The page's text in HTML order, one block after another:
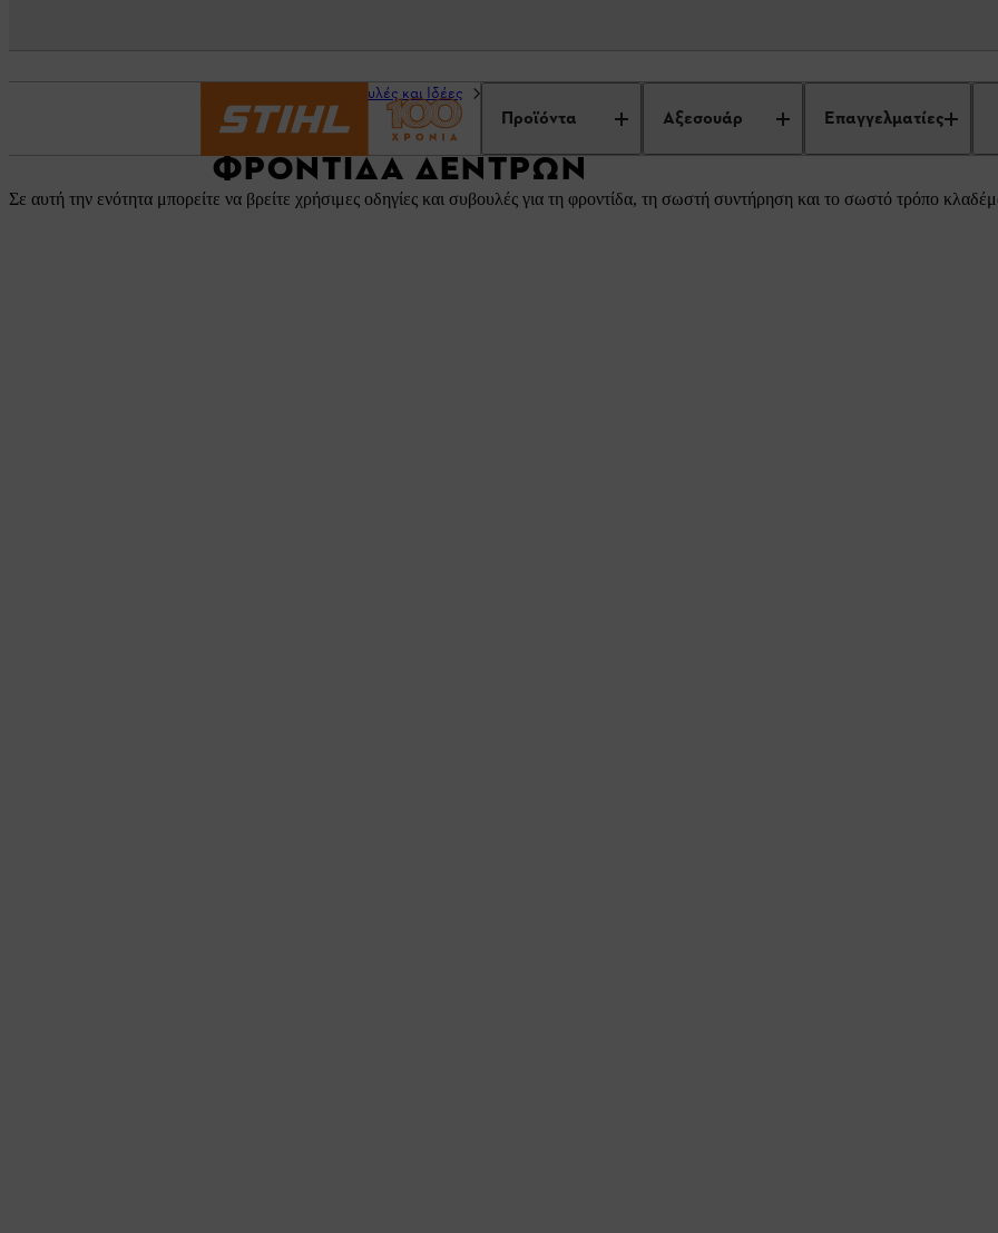
Προϊόντα Αξεσουάρ Επαγγελματίες
Συμβουλές και Ιδέες
ΦΡΟΝΤΊΔΑ ΔΈΝΤΡΩΝ
Σε αυτή την ενότητα μπορείτε να βρείτε χρήσιμες οδηγίες και συβουλές για τη φροντίδα, τη σωστή συντήρηση και το σωστό τρόπο